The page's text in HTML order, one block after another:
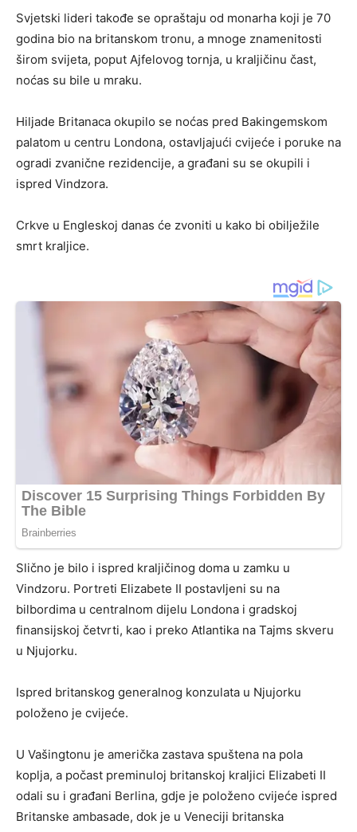
Svjetski lideri takođe se opraštaju od monarha koji je 70
godina bio na britanskom tronu, a mnoge znamenitosti
širom svijeta, poput Ajfelovog tornja, u kraljičinu čast,
noćas su bile u mraku.
Hiljade Britanaca okupilo se noćas pred Bakingemskom
palatom u centru Londona, ostavljajući cvijeće i poruke na
ogradi zvanične rezidencije, a građani su se okupili i
ispred Vindzora.
Crkve u Engleskoj danas će zvoniti u kako bi obilježile
smrt kraljice.
Slično je bilo i ispred kraljičinog doma u zamku u
Vindzoru. Portreti Elizabete II postavljeni su na
bilbordima u centralnom dijelu Londona i gradskoj
finansijskoj četvrti, kao i preko Atlantika na Tajms skveru
u Njujorku.
Ispred britanskog generalnog konzulata u Njujorku
položeno je cvijeće.
U Vašingtonu je američka zastava spuštena na pola
koplja, a počast preminuloj britanskoj kraljici Elizabeti II
odali su i građani Berlina, gdje je položeno cvijeće ispred
Britanske ambasade, dok je u Veneciji britanska